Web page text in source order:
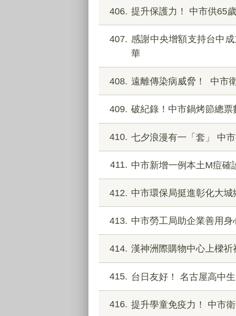
406 提升保護力！ 中市供65
407
感謝中央增額支持台中
華
408 遠離傳染病威脅！ 中市
409 破紀錄！中市鍋烤節總
410 七夕浪漫有一「套」 中
411 中市新增一例本土M痘確
412 中市環保局挺進彰化大
413 中市勞工局助企業善用
414 漢神洲際購物中心上樑祈
415 台日友好！ 名古屋高中
416 提升學童免疫力！ 中市